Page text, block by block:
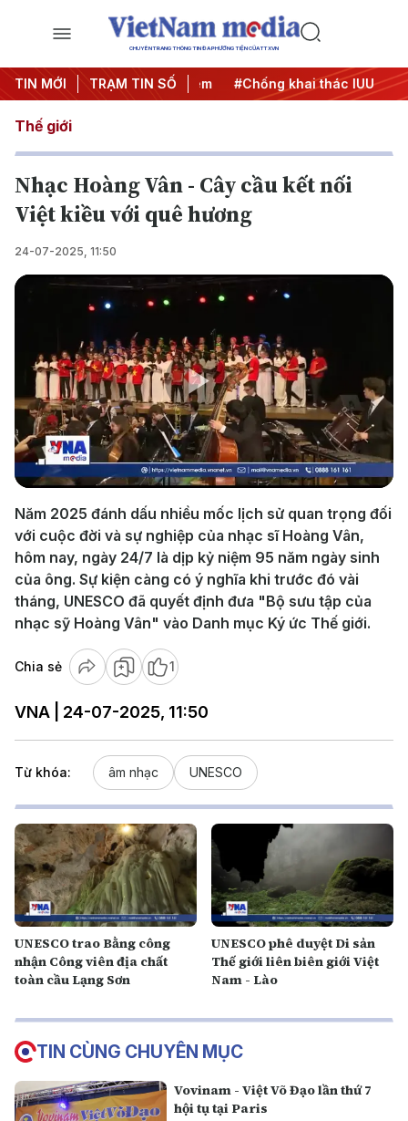
CHUYÊN TRANG THÔNG TIN ĐA PHƯƠNG TIỆN CỦA TTXVN
TIN MỚI TRẠM TIN SỐ
#Chiến dịch 500 ngày đêm #Chống khai thác IUU
Thế giới
Nhạc Hoàng Vân - Cây cầu kết nối
Việt kiều với quê hương
24-07-2025, 11:50
Play
Video
Năm 2025 đánh dấu nhiều mốc lịch sử quan trọng đối
với cuộc đời và sự nghiệp của nhạc sĩ Hoàng Vân,
hôm nay, ngày 24/7 là dịp kỷ niệm 95 năm ngày sinh
của ông. Sự kiện càng có ý nghĩa khi trước đó vài
tháng, UNESCO đã quyết định đưa "Bộ sưu tập của
nhạc sỹ Hoàng Vân" vào Danh mục Ký ức Thế giới.
Chia sẻ 1
VNA | 24-07-2025, 11:50
Từ khóa: âm nhạc UNESCO
UNESCO trao Bằng công
nhận Công viên địa chất
toàn cầu Lạng Sơn
UNESCO phê duyệt Di sản
Thế giới liên biên giới Việt
Nam - Lào
TIN CÙNG CHUYÊN MỤC
Vovinam - Việt Võ Đạo lần thứ 7
hội tụ tại Paris